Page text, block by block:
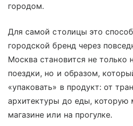
городом.
Для самой столицы это
городской бренд через
Москва становится не только
поездки, но и образом,
«упаковать» в продукт: от
архитектуры до еды, которую
магазине или на прогулке.